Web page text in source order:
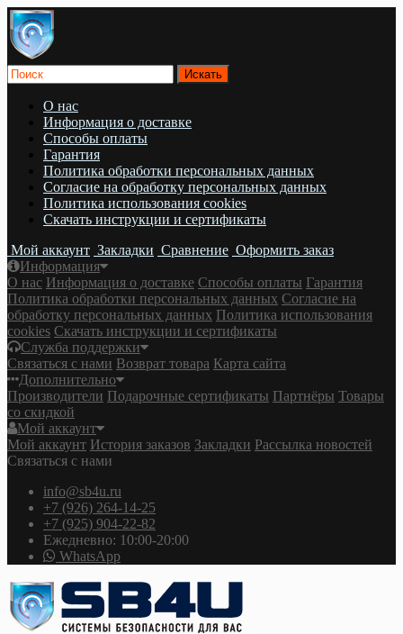
О нас
Информация о доставке
Cпособы оплаты
Гарантия
Политика обработки персональных данных
Согласие на обработку персональных данных
Политика использования cookies
Скачать инструкции и сертификаты
Мой аккаунт Закладки Сравнение Оформить заказ
Информация
О нас Информация о доставке Cпособы оплаты Гарантия
Политика обработки персональных данных Согласие на
обработку персональных данных Политика использования
cookies Скачать инструкции и сертификаты
Служба поддержки
Связаться с нами Возврат товара Карта сайта
Дополнительно
Производители Подарочные сертификаты Партнёры Товары
со скидкой
Мой аккаунт
Мой аккаунт История заказов Закладки Рассылка новостей
Связаться с нами
info@sb4u.ru
+7 (926) 264-14-25
+7 (925) 904-22-82
Ежедневно: 10:00-20:00
WhatsApp